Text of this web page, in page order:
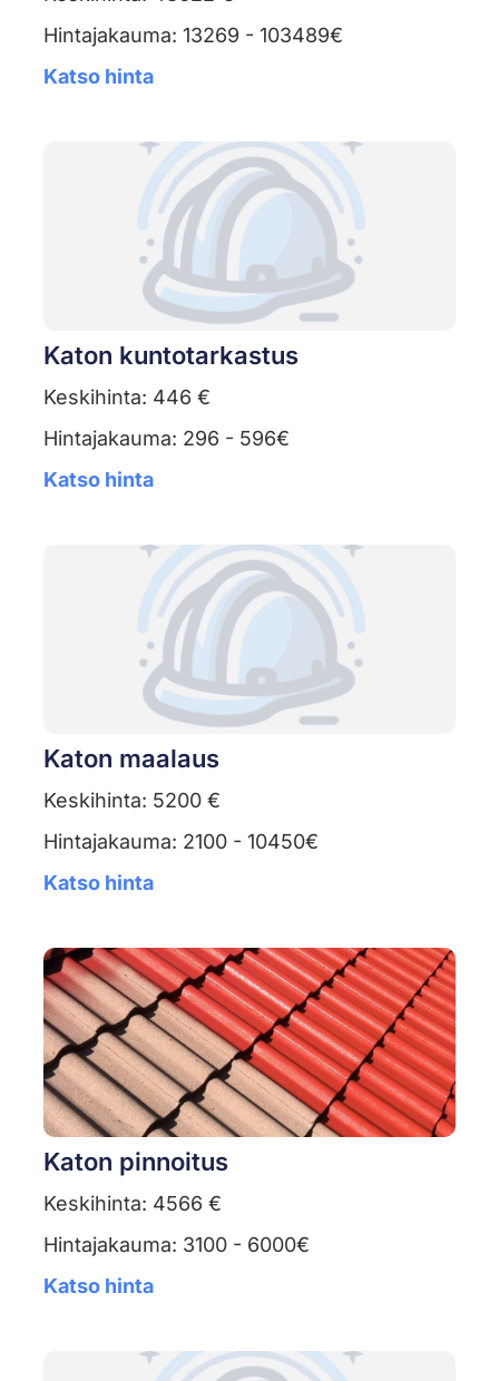
Hintajakauma: 13269 - 103489€
Katso hinta
Katon kuntotarkastus
Keskihinta: 446 €
Hintajakauma: 296 - 596€
Katso hinta
Katon maalaus
Keskihinta: 5200 €
Hintajakauma: 2100 - 10450€
Katso hinta
Katon pinnoitus
Keskihinta: 4566 €
Hintajakauma: 3100 - 6000€
Katso hinta